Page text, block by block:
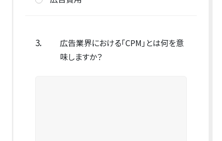
3.
広告業界における「CPM」とは何を意
味しますか？